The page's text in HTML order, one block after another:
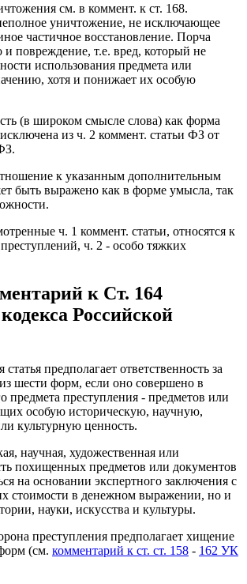
см. в коммент. к ст. 168.
уничтожение, не исключающее
частичное восстановление. Порча
и повреждение, т.е. вред, который не
использования предмета или
хотя и понижает их особую
(в широком смысле слова) как форма
из ч. 2 коммент. статьи ФЗ от
к указанным дополнительным
быть выражено как в форме умысла, так
ч. 1 коммент. статьи, относятся к
ч. 2 - особо тяжких
к Ст. 164
Российской
предполагает ответственность за
шести форм, если оно совершено в
предмета преступления - предметов или
особую историческую, научную,
культурную ценность.
научная, художественная или
похищенных предметов или документов
на основании экспертного заключения с
стоимости в денежном выражении, но и
науки, искусства и культуры.
преступления предполагает хищение
(см. комментарий к ст. ст. 158 - 162 УК